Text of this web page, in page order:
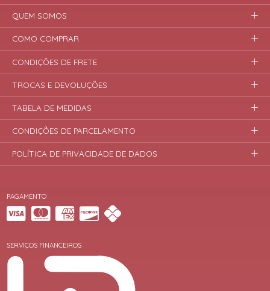
PAGAMENTO
SERVIÇOS FINANCEIROS
QUEM SOMOS
COMO COMPRAR
CONDIÇÕES DE FRETE
TROCAS E DEVOLUÇÕES
TABELA DE MEDIDAS
CONDIÇÕES DE PARCELAMENTO
POLÍTICA DE PRIVACIDADE DE DADOS